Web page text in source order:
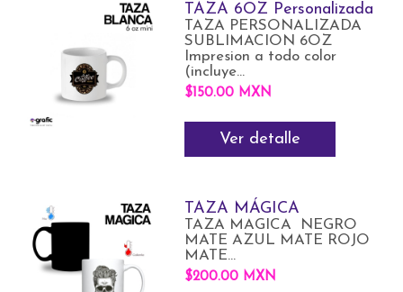
TAZA 6OZ Personalizada
TAZA PERSONALIZADA
SUBLIMACION 6OZ
Impresion a todo color
(incluye...
$150.00 MXN
Ver detalle
TAZA MÁGICA
TAZA MAGICA NEGRO
MATE AZUL MATE ROJO
MATE...
$200.00 MXN